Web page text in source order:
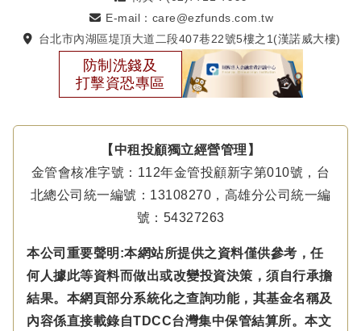
E-mail：care@ezfunds.com.tw
台北市內湖區堤頂大道二段407巷22號5樓之1(漢諾威大樓)
防制洗錢及
打擊資恐專區
【中租投顧獨立經營管理】
金管會核准字號：112年金管投顧新字第010號，台
北總公司統一編號：13108270，高雄分公司統一編
號：54327263
本公司重要聲明:本網站所提供之資料僅供參考，任
何人據此等資料而做出或改變投資決策，須自行承擔
結果。本網頁部分系統化之查詢功能，其基金名稱及
內容係直接載錄自TDCC台灣集中保管結算所。本文